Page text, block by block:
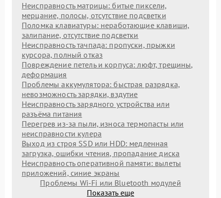
Неисправность матрицы: битые пиксели,
мерцание, полосы, отсутствие подсветки
Поломка клавиатуры: неработающие клавиши,
залипание, отсутствие подсветки
Неисправность тачпада: пропуски, прыжки
курсора, полный отказ
Повреждение петель и корпуса: люфт, трещины,
деформация
Проблемы аккумулятора: быстрая разрядка,
невозможность зарядки, вздутие
Неисправность зарядного устройства или
разъёма питания
Перегрев из‑за пыли, износа термопасты или
неисправности кулера
Выход из строя SSD или HDD: медленная
загрузка, ошибки чтения, пропадание диска
Неисправность оперативной памяти: вылеты
приложений, синие экраны
Проблемы Wi‑Fi или Bluetooth модулей
Показать еще